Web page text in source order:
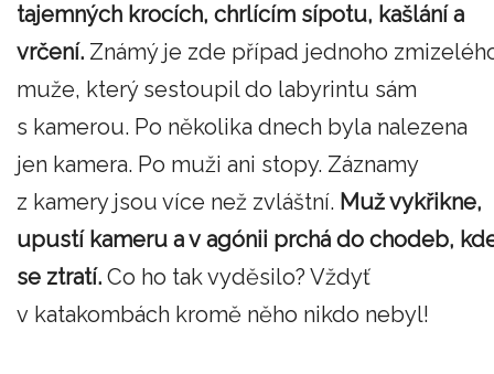
tajemných krocích, chrlícím sípotu, kašlání a
vrčení. Známý je zde případ jednoho
muže, který sestoupil do labyrintu sám
s kamerou. Po několika dnech byla nalezena
jen kamera. Po muži ani stopy. Záznamy
z kamery jsou více než zvláštní. Muž vykřikne,
upustí kameru a v agónii prchá do chodeb,
se ztratí. Co ho tak vyděsilo? Vždyť
v katakombách kromě něho nikdo nebyl!